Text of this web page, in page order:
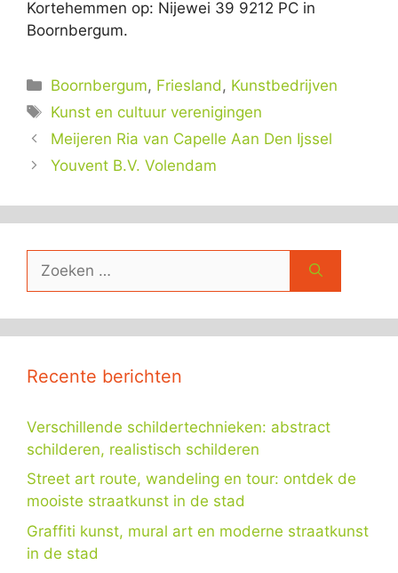
Kortehemmen op: Nijewei 39 9212 PC in
Boornbergum.
Categorieën
Boornbergum, Friesland , Kunstbedrijven
Tags
Kunst en cultuur verenigingen
Meijeren Ria van Capelle Aan Den Ijssel
Youvent B.V. Volendam
naar:
Recente berichten
Verschillende schildertechnieken: abstract
schilderen, realistisch schilderen
Street art route, wandeling en tour: ontdek de
mooiste straatkunst in de stad
Graffiti kunst, mural art en moderne straatkunst
in de stad